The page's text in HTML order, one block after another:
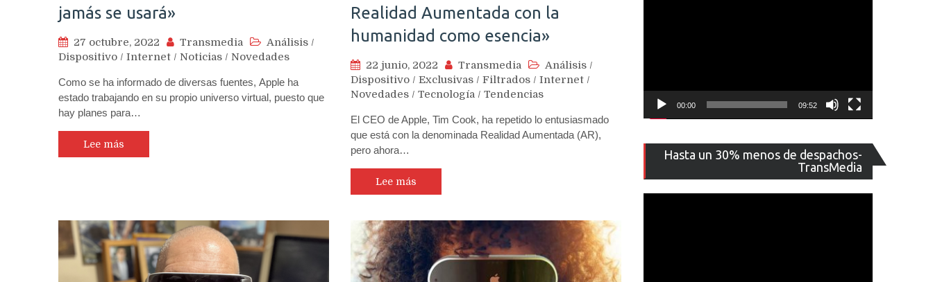
jamás se usará»
27 octubre, 2022 Transmedia Análisis /
Dispositivo / Internet / Noticias / Novedades
Como se ha informado de diversas fuentes, Apple ha
estado trabajando en su propio universo virtual, puesto que
hay planes para…
Lee más
Realidad Aumentada con la
humanidad como esencia»
22 junio, 2022 Transmedia Análisis /
Dispositivo / Exclusivas / Filtrados / Internet /
Novedades / Tecnología / Tendencias
El CEO de Apple, Tim Cook, ha repetido lo entusiasmado
que está con la denominada Realidad Aumentada (AR),
pero ahora…
Lee más
00:00 09:52
Hasta un 30% menos de despachos-
TransMedia
de
vídeo